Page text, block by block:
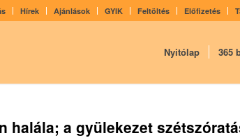
Hírek Ajánlások GYIK Feltöltés Előfizetés
Nyitólap 365
halála; a gyülekezet